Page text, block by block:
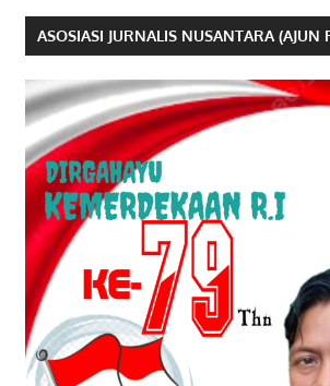
ASOSIASI JURNALIS NUSANTARA (AJUN